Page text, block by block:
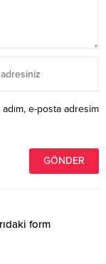
e-posta adresim
form